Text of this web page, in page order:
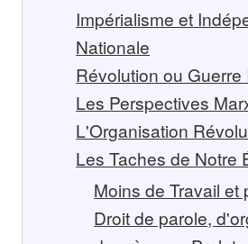
Impérialisme et
Nationale
Révolution ou Guerre
Les Perspectives
L'Organisation
Les Taches de Notre
Moins de Travail et
Droit de parole,